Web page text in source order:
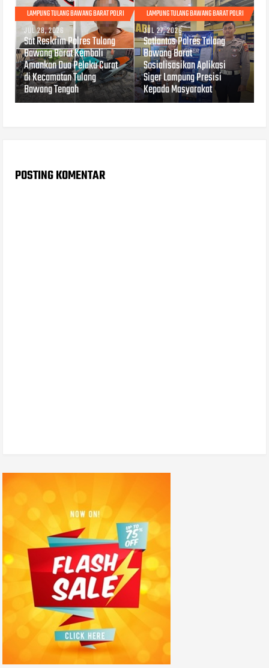
LAMPUNG TULANG BAWANG BARAT POLRI
JUL 28, 2026
Sat Reskrim Polres Tulang
Bawang Barat Kembali
Amankan Dua Pelaku Curat
di Kecamatan Tulang
Bawang Tengah
LAMPUNG TULANG BAWANG BARAT POLRI
JUL 27, 2026
Satlantas Polres Tulang
Bawang Barat
Sosialisasikan Aplikasi
Siger Lampung Presisi
Kepada Masyarakat
POSTING KOMENTAR